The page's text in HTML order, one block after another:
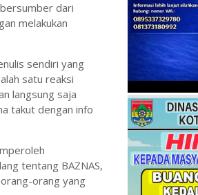
dari
melakukan
sendiri yang
satu reaksi
langsung saja
takut dengan info
tentang BAZNAS,
orang yang